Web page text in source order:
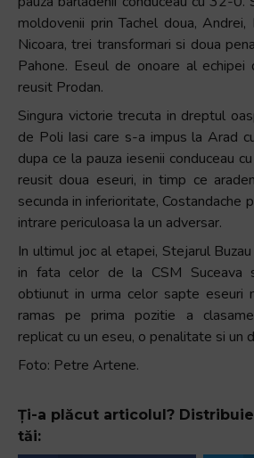
moldovenii prin Tachel doua, Andrei,
Nicoara, trei transformari si doua
Pahone. Eseul de onoare al
reusit Prodan.
Singura victorie trecuta in dreptul
de Poli Iasi care s-a impus la Arad
dupa ce la pauza iesenii conduceau
reusit doua eseuri, in timp ce
secunda in inferioritate, Costandache
intrare periculoasa la un adversar.
In ultimul joc al etapei, Stejarul
in fata celor de la CSM Suceava
obtiunut in urma celor sapte eseuri
ramas pe prima pozitie a
replicat cu un eseu, o penalitate si un
Foto: Petre Artene.
Ți-a plăcut articolul?
tăi: